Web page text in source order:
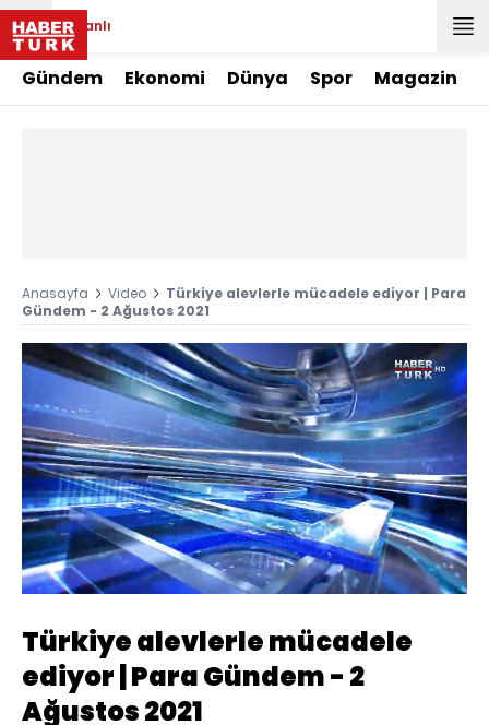
Canlı
Gündem Ekonomi Dünya Spor Magazin
Anasayfa Video
Türkiye alevlerle mücadele ediyor | Para
Gündem - 2 Ağustos 2021
Sesi
Aç
Yüklendi:
0.51%
Oynatma
Hızı
Türkiye alevlerle mücadele
ediyor | Para Gündem - 2
Ağustos 2021